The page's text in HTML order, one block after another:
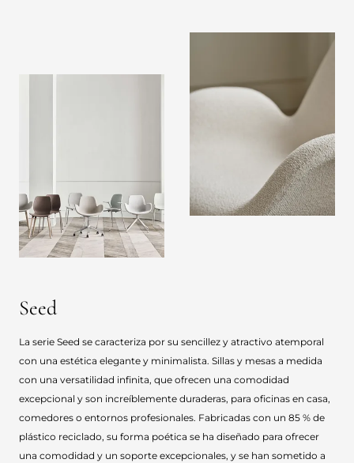
Seed
La serie Seed se caracteriza por su sencillez y atractivo atemporal
con una estética elegante y minimalista. Sillas y mesas a medida
con una versatilidad infinita, que ofrecen una comodidad
excepcional y son increíblemente duraderas, para oficinas en casa,
comedores o entornos profesionales. Fabricadas con un 85 % de
plástico reciclado, su forma poética se ha diseñado para ofrecer
una comodidad y un soporte excepcionales, y se han sometido a